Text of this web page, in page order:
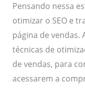
Pensando nessa
otimizar o SEO e
página de vendas.
técnicas de
de vendas, para
acessarem a